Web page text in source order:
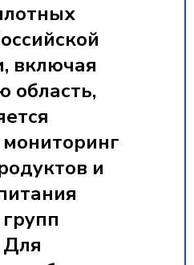
включая
область,
и
Для